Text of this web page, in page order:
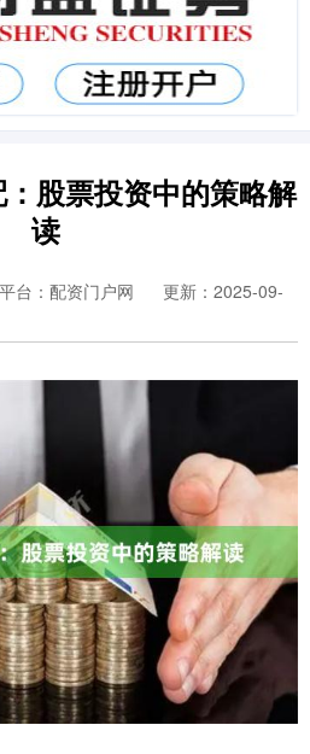
股票投资中的策略解
读
平台：配资门户网
更新：2025-09-